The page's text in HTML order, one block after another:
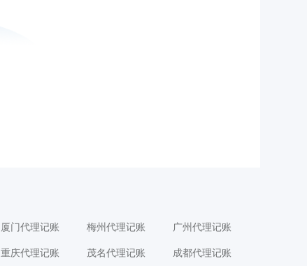
厦门代理记账 梅州代理记账 广州代理记账
重庆代理记账 茂名代理记账 成都代理记账